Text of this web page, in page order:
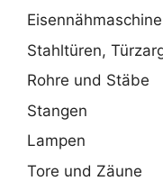
Eisennähmaschine
Stahltüren,
Rohre und Stäbe
Stangen
Lampen
Tore und Zäune